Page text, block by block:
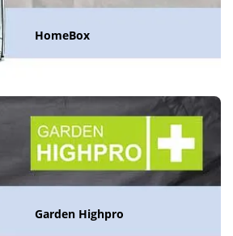
HomeBox
Garden Highpro